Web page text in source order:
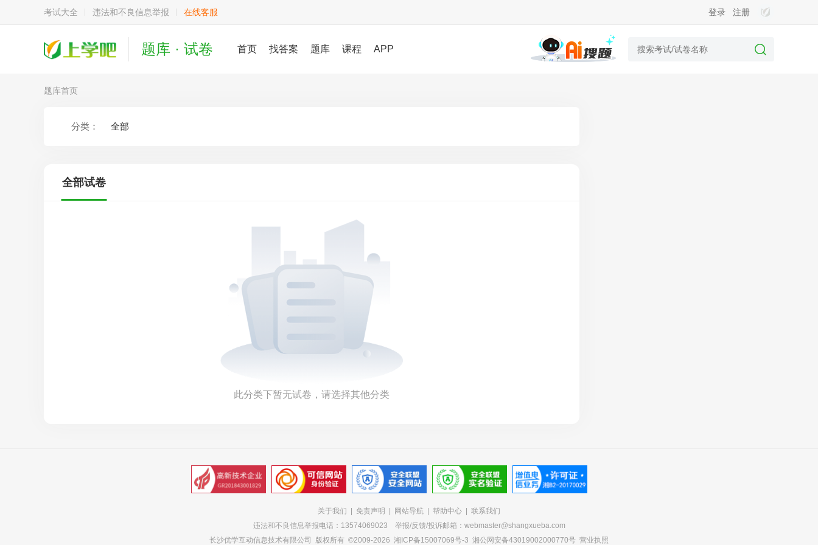
考试大全 违法和不良信息举报 在线客服 登录 注册
题库 · 试卷 首页 找答案 题库 课程 APP
题库首页
分类： 全部
全部试卷
此分类下暂无试卷，请选择其他分类
关于我们 免责声明 网站导航 帮助中心
联系我们
违法和不良信息举报电话：13574069023 举报/反馈/投诉邮箱：webmaster@shangxueba.com
长沙优学互动信息技术有限公司
版权所有 ©2009-2026 湘ICP备15007069号-3 湘公网安备43019002000770号 营业执照